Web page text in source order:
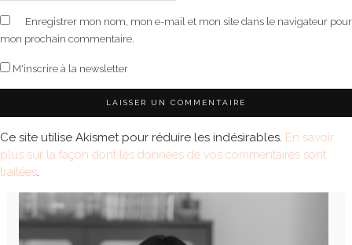
Enregistrer mon nom, mon e-mail et mon site dans le navigateur pour
mon prochain commentaire.
M'inscrire à la newsletter
Ce site utilise Akismet pour réduire les indésirables. En savoir
plus sur la façon dont les données de vos commentaires sont
traitées.